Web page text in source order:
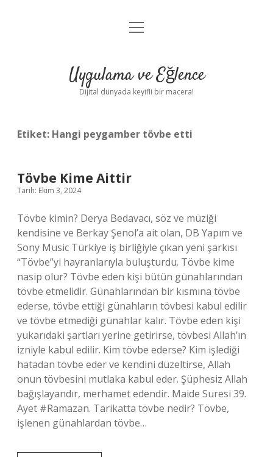
Anasayfa
Yasal Uyarı
menüyü
Uygulama ve Eğlence
Dijital dünyada keyifli bir macera!
Etiket: Hangi peygamber tövbe etti
Tövbe Kime Aittir
Tarih: Ekim 3, 2024
Tövbe kimin? Derya Bedavacı, söz ve müziği
kendisine ve Berkay Şenol’a ait olan, DB Yapım ve
Sony Music Türkiye iş birliğiyle çıkan yeni şarkısı
“Tövbe”yi hayranlarıyla buluşturdu. Tövbe kime
nasip olur? Tövbe eden kişi bütün günahlarından
tövbe etmelidir. Günahlarından bir kısmına tövbe
ederse, tövbe ettiği günahların tövbesi kabul edilir
ve tövbe etmediği günahlar kalır. Tövbe eden kişi
yukarıdaki şartları yerine getirirse, tövbesi Allah’ın
izniyle kabul edilir. Kim tövbe ederse? Kim işlediği
hatadan tövbe eder ve kendini düzeltirse, Allah
onun tövbesini mutlaka kabul eder. Şüphesiz Allah
bağışlayandır, merhamet edendir. Maide Suresi 39.
Ayet #Ramazan. Tarikatta tövbe nedir? Tövbe,
işlenen günahlardan tövbe…